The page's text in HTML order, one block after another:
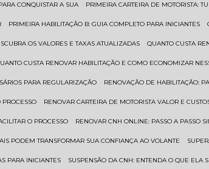
CONQUISTAR A SUA PRIMEIRA CARTEIRA DE MOTORISTA:
PRIMEIRA HABILITAÇÃO B: GUIA COMPLETO PARA INICIANTES
OS VALORES E TAXAS ATUALIZADAS QUANTO CUSTA
QUANTO CUSTA RENOVAR HABILITAÇÃO E COMO ECONOMIZAR
PARA REGULARIZAÇÃO RENOVAÇÃO DE HABILITAÇÃO:
PROCESSO RENOVAR CARTEIRA DE MOTORISTA VALOR E
O PROCESSO RENOVAR CNH ONLINE: PASSO A PASSO
PODEM TRANSFORMAR SUA CONFIANÇA AO VOLANTE
PARA INICIANTES SUSPENSÃO DA CNH: ENTENDA O QUE ELA